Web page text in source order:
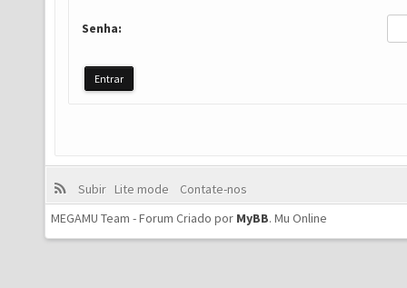
Senha:
Subir Lite mode
Contate-nos
MEGAMU Team - Forum Criado por MyBB. Mu Online